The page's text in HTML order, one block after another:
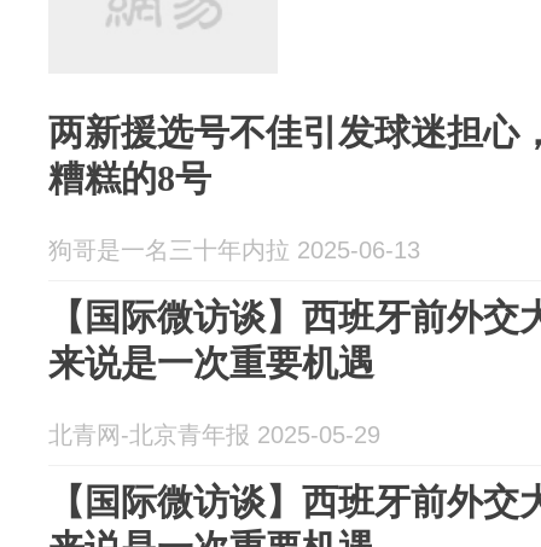
两新援选号不佳引发球迷担心
糟糕的8号
狗哥是一名三十年内拉 2025-06-13
【国际微访谈】西班牙前外
来说是一次重要机遇
北青网-北京青年报 2025-05-29
【国际微访谈】西班牙前外